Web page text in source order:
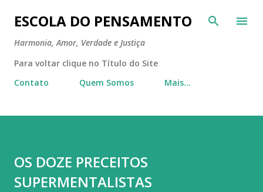
Pular para o conteúdo principal
ESCOLA DO PENSAMENTO
Harmonia, Amor, Verdade e Justiça
Para voltar clique no Título do Site
Contato
Quem Somos Mais…
OS DOZE PRECEITOS
SUPERMENTALISTAS